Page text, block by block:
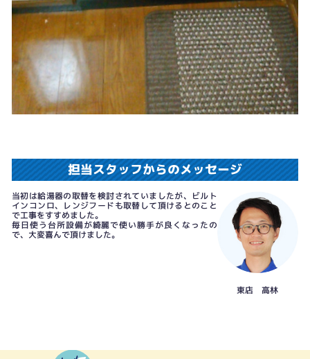
担当スタッフからのメッセージ
当初は給湯器の取替を検討されていましたが、ビルト
インコンロ、レンジフードも取替して頂けるとのこと
で工事をすすめました。
毎日使う台所設備が綺麗で使い勝手が良くなったの
で、大変喜んで頂けました。
東店 高林